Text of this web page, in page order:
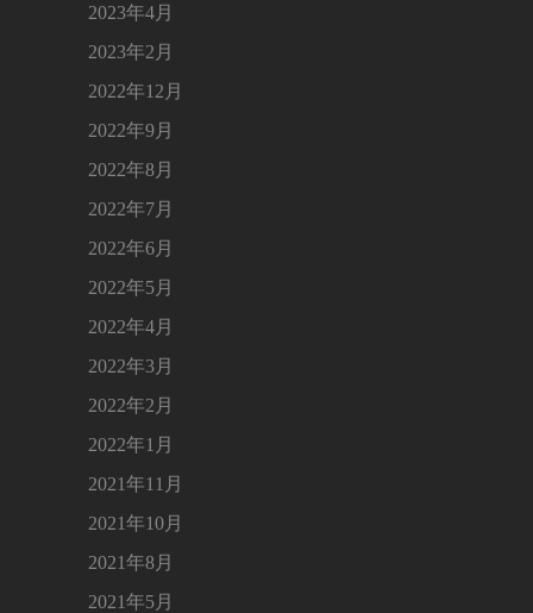
2023年4月
2023年2月
2022年12月
2022年9月
2022年8月
2022年7月
2022年6月
2022年5月
2022年4月
2022年3月
2022年2月
2022年1月
2021年11月
2021年10月
2021年8月
2021年5月